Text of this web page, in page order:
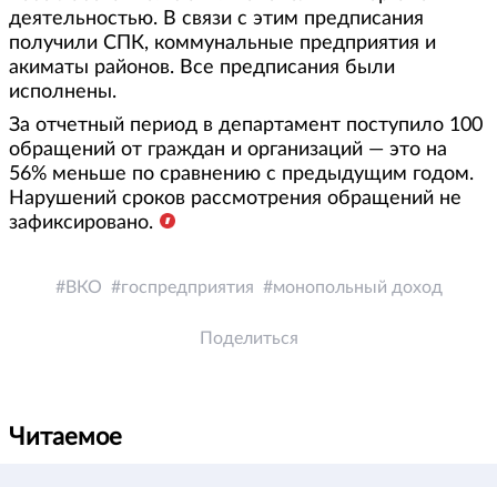
деятельностью. В связи с этим предписания
получили СПК, коммунальные предприятия и
акиматы районов. Все предписания были
исполнены.
За отчетный период в департамент поступило 100
обращений от граждан и организаций — это на
56% меньше по сравнению с предыдущим годом.
Нарушений сроков рассмотрения обращений не
зафиксировано.
ВКО госпредприятия монопольный доход
Поделиться
Читаемое